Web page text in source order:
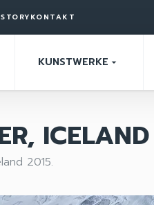
KONTAKT
KUNSTWERKE arrow_drop_down
2015.